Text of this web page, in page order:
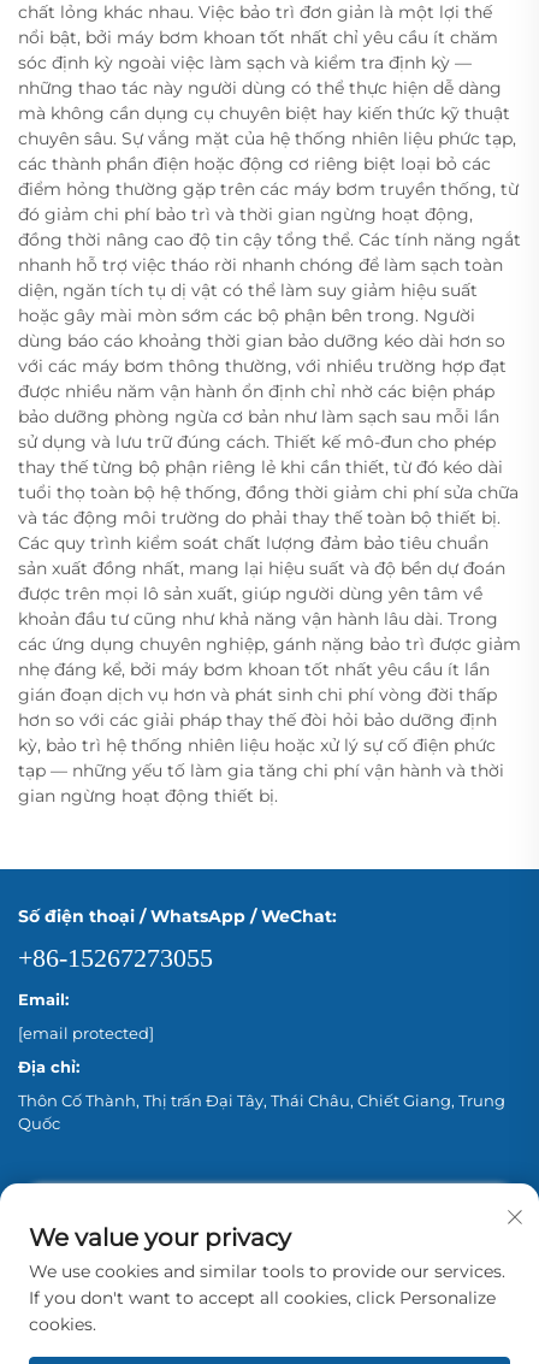
chất lỏng khác nhau. Việc bảo trì đơn giản là một lợi thế
nổi bật, bởi máy bơm khoan tốt nhất chỉ yêu cầu ít chăm
sóc định kỳ ngoài việc làm sạch và kiểm tra định kỳ —
những thao tác này người dùng có thể thực hiện dễ dàng
mà không cần dụng cụ chuyên biệt hay kiến thức kỹ thuật
chuyên sâu. Sự vắng mặt của hệ thống nhiên liệu phức tạp,
các thành phần điện hoặc động cơ riêng biệt loại bỏ các
điểm hỏng thường gặp trên các máy bơm truyền thống, từ
đó giảm chi phí bảo trì và thời gian ngừng hoạt động,
đồng thời nâng cao độ tin cậy tổng thể. Các tính năng ngắt
nhanh hỗ trợ việc tháo rời nhanh chóng để làm sạch toàn
diện, ngăn tích tụ dị vật có thể làm suy giảm hiệu suất
hoặc gây mài mòn sớm các bộ phận bên trong. Người
dùng báo cáo khoảng thời gian bảo dưỡng kéo dài hơn so
với các máy bơm thông thường, với nhiều trường hợp đạt
được nhiều năm vận hành ổn định chỉ nhờ các biện pháp
bảo dưỡng phòng ngừa cơ bản như làm sạch sau mỗi lần
sử dụng và lưu trữ đúng cách. Thiết kế mô-đun cho phép
thay thế từng bộ phận riêng lẻ khi cần thiết, từ đó kéo dài
tuổi thọ toàn bộ hệ thống, đồng thời giảm chi phí sửa chữa
và tác động môi trường do phải thay thế toàn bộ thiết bị.
Các quy trình kiểm soát chất lượng đảm bảo tiêu chuẩn
sản xuất đồng nhất, mang lại hiệu suất và độ bền dự đoán
được trên mọi lô sản xuất, giúp người dùng yên tâm về
khoản đầu tư cũng như khả năng vận hành lâu dài. Trong
các ứng dụng chuyên nghiệp, gánh nặng bảo trì được giảm
nhẹ đáng kể, bởi máy bơm khoan tốt nhất yêu cầu ít lần
gián đoạn dịch vụ hơn và phát sinh chi phí vòng đời thấp
hơn so với các giải pháp thay thế đòi hỏi bảo dưỡng định
kỳ, bảo trì hệ thống nhiên liệu hoặc xử lý sự cố điện phức
tạp — những yếu tố làm gia tăng chi phí vận hành và thời
gian ngừng hoạt động thiết bị.
Số điện thoại / WhatsApp / WeChat:
+86-15267273055
Email:
[email protected]
Địa chỉ:
Thôn Cố Thành, Thị trấn Đại Tây, Thái Châu, Chiết Giang, Trung
Quốc
Bản quyền © 2026 Zhejiang Aina Pump Co., Ltd.
We value your privacy
We use cookies and similar tools to provide our services.
If you don't want to accept all cookies, click Personalize
cookies.